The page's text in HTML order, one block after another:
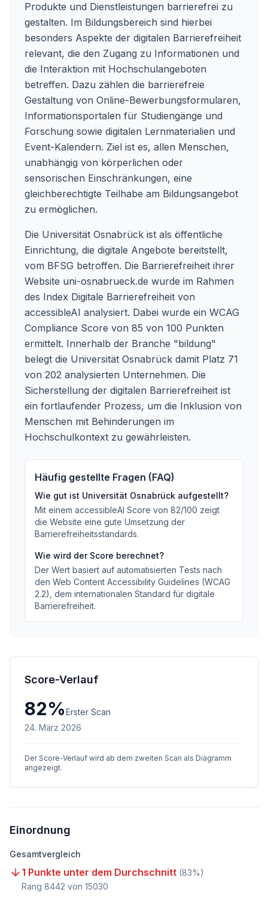
Produkte und Dienstleistungen barrierefrei zu
gestalten. Im Bildungsbereich sind hierbei
besonders Aspekte der digitalen Barrierefreiheit
relevant, die den Zugang zu Informationen und
die Interaktion mit Hochschulangeboten
betreffen. Dazu zählen die barrierefreie
Gestaltung von Online-Bewerbungsformularen,
Informationsportalen für Studiengänge und
Forschung sowie digitalen Lernmaterialien und
Event-Kalendern. Ziel ist es, allen Menschen,
unabhängig von körperlichen oder
sensorischen Einschränkungen, eine
gleichberechtigte Teilhabe am Bildungsangebot
zu ermöglichen.
Die Universität Osnabrück ist als öffentliche
Einrichtung, die digitale Angebote bereitstellt,
vom BFSG betroffen. Die Barrierefreiheit ihrer
Website uni-osnabrueck.de wurde im Rahmen
des Index Digitale Barrierefreiheit von
accessibleAI analysiert. Dabei wurde ein WCAG
Compliance Score von 85 von 100 Punkten
ermittelt. Innerhalb der Branche "bildung"
belegt die Universität Osnabrück damit Platz 71
von 202 analysierten Unternehmen. Die
Sicherstellung der digitalen Barrierefreiheit ist
ein fortlaufender Prozess, um die Inklusion von
Menschen mit Behinderungen im
Hochschulkontext zu gewährleisten.
Häufig gestellte Fragen (FAQ)
Wie gut ist Universität Osnabrück aufgestellt?
Mit einem accessibleAI Score von 82/100 zeigt
die Website eine gute Umsetzung der
Barrierefreiheitsstandards.
Wie wird der Score berechnet?
Der Wert basiert auf automatisierten Tests nach
den Web Content Accessibility Guidelines (WCAG
2.2), dem internationalen Standard für digitale
Barrierefreiheit.
Score-Verlauf
82%Erster Scan
24. März 2026
Der Score-Verlauf wird ab dem zweiten Scan als Diagramm
angezeigt.
Einordnung
Gesamtvergleich
1 Punkte unter dem Durchschnitt (83%)
Rang 8442 von 15030